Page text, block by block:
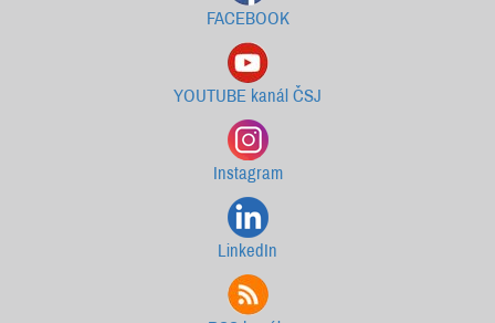
FACEBOOK
YOUTUBE kanál ČSJ
Instagram
LinkedIn